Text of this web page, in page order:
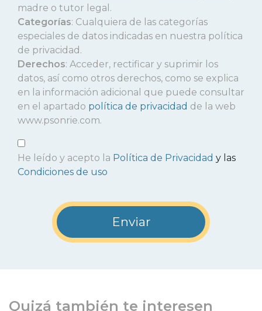
madre o tutor legal.
Categorías: Cualquiera de las categorías
especiales de datos indicadas en nuestra política
de privacidad.
Derechos: Acceder, rectificar y suprimir los
datos, así como otros derechos, como se explica
en la información adicional que puede consultar
en el apartado política de privacidad de la web
www.psonrie.com.
He leído y acepto la Política de Privacidad y las
Condiciones de uso
Quizá también te interesen